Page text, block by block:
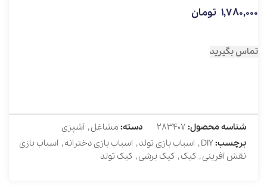
1,780,000 تومان
تماس بگیرید
شناسه محصول: 283407 دسته: مشاغل, آشپزی
برچسب:DIY
, اسباب بازی تولد, اسباب بازی دخترانه, اسباب بازی
نقش آفرینی, کیک, کیک برشی, کیک تولد